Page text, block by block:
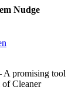
Nudge
A promising tool
of Cleaner